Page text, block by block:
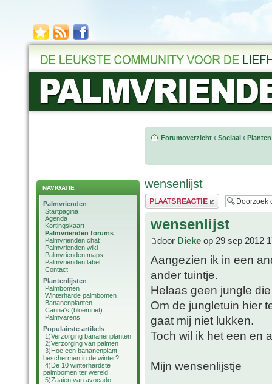
NAVIGATIE
Palmvrienden
Startpagina
Agenda
Kortingskaart
Palmvrienden forums
Palmvrienden chat
Palmvrienden wiki
Palmvrienden maps
Palmvrienden label
Contact
Plantenlijsten
Palmbomen
Winterharde palmbomen
Bananenplanten
Canna's (bloemriet)
Palmvarens
Populairste artikels
1)Verzorging bananenplanten
2)Verzorging van palmen
3)Hoe een bananenplant
beschermen in de winter?
4)De 10 winterhardste
palmbomen ter wereld
5)Zaaien van avocado
Forumoverzicht ‹ Sociaal ‹
wensenlijst
Plaats een reactie
wensenlijst
door Dieke op 29 sep 2012
Aangezien ik in een
ander tuintje.
Helaas geen jungle
Om de jungletuin hier
gaat mij niet lukken.
Toch wil ik het een en
Mijn wensenlijstje